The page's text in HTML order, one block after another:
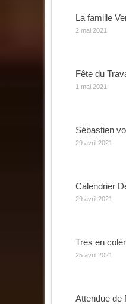
La famille
2 mai 2021
Fête du
1 mai 2021
Sébastien
29 avril 2021
Calendrier
29 avril 2021
Très en
25 avril 2021
Attendue